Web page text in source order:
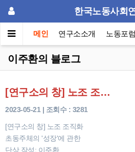
한국노동사회
메인 연구소소개 노동포럼
이주환의 블로그
[연구소의 창] 노조 조직화 초동주체의 '성장'에 관한 단상
2023-05-21 | 조회수 : 3281
[연구소의 창] 노조 조직화
초동주체의 '성장'에 관한
단상 작성: 이주환